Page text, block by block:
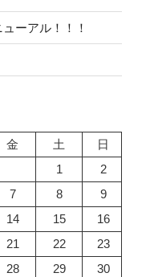
ーアル！！！
金 土
日
1
2
7 8
9
14 15
16
21 22
23
28 29
30